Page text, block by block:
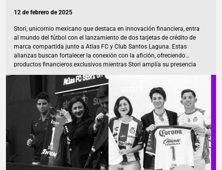
12 de febrero de 2025
Stori, unicornio mexicano que destaca en innovación financiera, entra
al mundo del fútbol con el lanzamiento de dos tarjetas de crédito de
marca compartida junto a Atlas FC y Club Santos Laguna. Estas
alianzas buscan fortalecer la conexión con la afición, ofreciendo
productos financieros exclusivos mientras Stori amplía su presencia
en el sector deportivo. Impulsando la inclusión financiera en Jalisco y
Coahuila Como parte de su estrategia de expansión, Stori invertirá
US$ 20 millones para mejorar el acceso a servicios financieros en
Jalisco y Coahuila, estados clave en bienestar financiero, según la
Encuesta Nacional sobre Salud Financiera (ENSAFI) 2023. La […]